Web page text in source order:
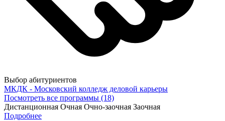
Выбор абитуриентов
МКДК - Московский колледж деловой карьеры
Посмотреть все программы (18)
Дистанционная Очная Очно-заочная Заочная
Подробнее